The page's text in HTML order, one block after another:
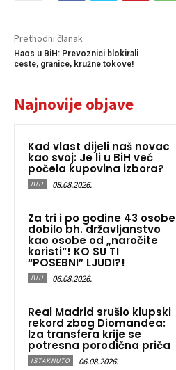
Prethodni članak
Haos u BiH: Prevoznici blokirali
ceste, granice, kružne tokove!
Najnovije objave
Kad vlast dijeli naš novac
kao svoj: Je li u BiH već
počela kupovina izbora?
BIH 08.08.2026.
Za tri i po godine 43 osobe
dobilo bh. državljanstvo
kao osobe od „naročite
koristi“! KO SU TI
“POSEBNI” LJUDI?!
BIH 06.08.2026.
Real Madrid srušio klupski
rekord zbog Diomandea:
Iza transfera krije se
potresna porodična priča
ISTAKNUTO 06.08.2026.